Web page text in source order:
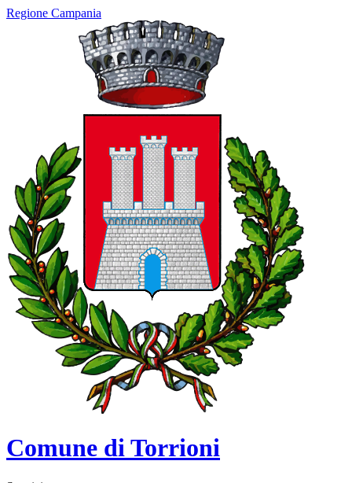
Regione Campania
Comune di Torrioni